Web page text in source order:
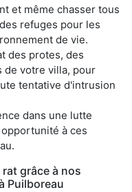
et même chasser tous
refuges pour les
de vie.
des protes, des
de votre villa, pour
tentative d'intrusion
dans une lutte
à ces
grâce à nos
Puilboreau